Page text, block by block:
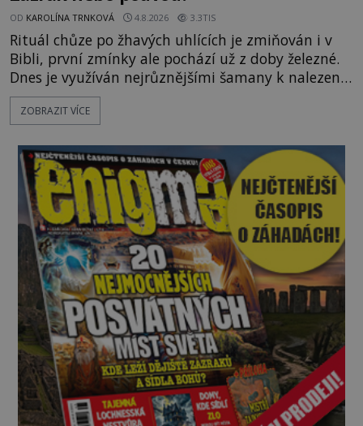
OD KAROLÍNA TRNKOVÁ 4.8.2026 3.3TIS
Rituál chůze po žhavých uhlících je zmiňován i v
Bibli, první zmínky ale pochází už z doby železné.
Dnes je využíván nejrůznějšími šamany k nalezení
spirituální síly či vnitřního klidu. Jak funguje a proč
si při něm člověk nepopálí nohy, což bylo
nadpřirozeného? Histori
ZOBRAZIT VÍCE